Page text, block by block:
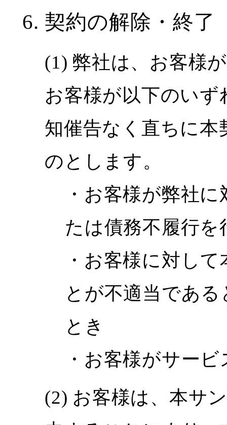
契約の解除・終了
弊社は、お客様
お客様が以下のい
知催告なく直ちに
のとします。
・お客様が弊社
たは債務不履行
・お客様に対し
とが不適当であ
とき
・お客様がサー
お客様は、本サ